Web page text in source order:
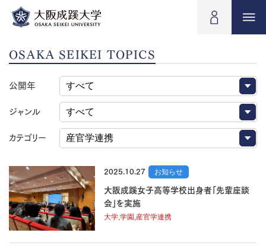
OSAKA SEIKEI TOPICS
公開年
ジャンル
カテゴリー
2025.10.27 お知らせ
大阪成蹊女子高等学校出身者「先輩座談
会」を実施
大学,学園,産官学連携